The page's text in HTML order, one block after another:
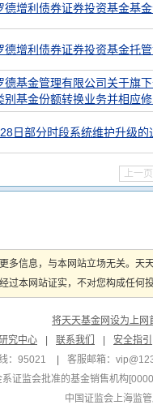
德增利债券证券投资基金基
德增利债券证券投资基金托
德基金管理有限公司关于旗
别基金份额转换业务并相应
日部分时段系统维护升级的
上一页
多信息，与本网站立场无关。
过本网站证实，不对您构成任
将天天基金网设为上网
究中心 联系我们
安全指引
：95021
客服邮箱：
系证监会批准的基金销售机构
中国证监会上海监